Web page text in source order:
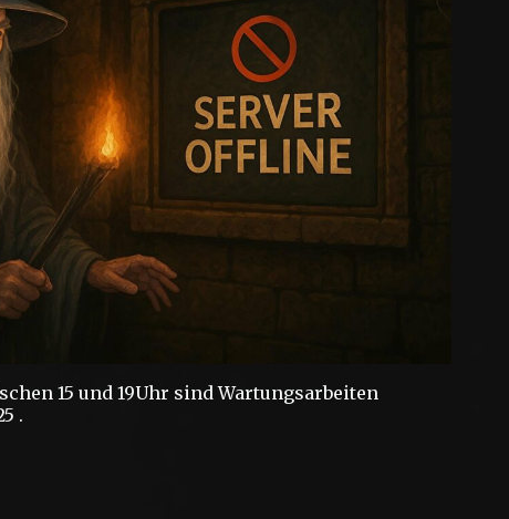
15 und 19Uhr sind Wartungsarbeiten
.